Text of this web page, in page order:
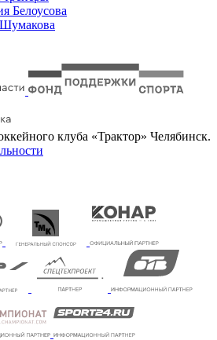
Белоусова
клуба «Трактор» Челябинск.